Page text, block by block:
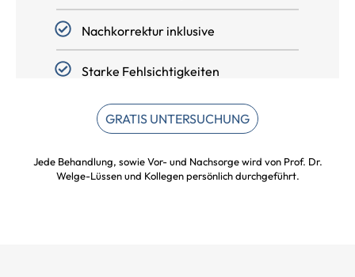
Nachkorrektur inklusive
Starke Fehlsichtigkeiten
GRATIS UNTERSUCHUNG
Jede Behandlung, sowie Vor- und Nachsorge wird von Prof. Dr.
Welge-Lüssen und Kollegen persönlich durchgeführt.